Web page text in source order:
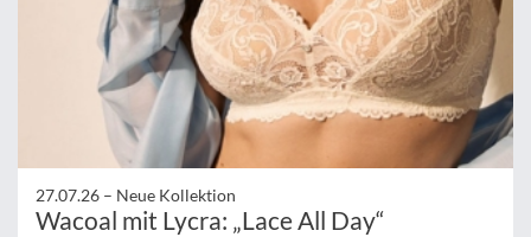
27.07.26 – Neue Kollektion
Wacoal mit Lycra: „Lace All Day“